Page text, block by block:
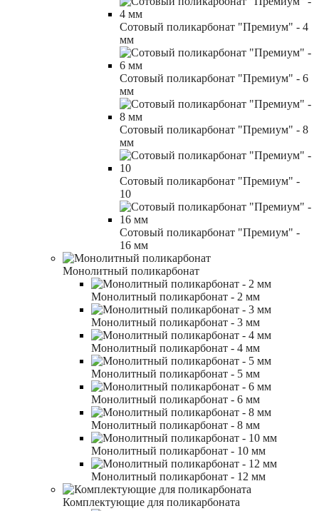
Сотовый поликарбонат "Премиум" - 4
мм
Сотовый поликарбонат "Премиум" - 6
мм
Сотовый поликарбонат "Премиум" - 8
мм
Сотовый поликарбонат "Премиум" -
10
Сотовый поликарбонат "Премиум" -
16 мм
Монолитный поликарбонат
Монолитный поликарбонат - 2 мм
Монолитный поликарбонат - 3 мм
Монолитный поликарбонат - 4 мм
Монолитный поликарбонат - 5 мм
Монолитный поликарбонат - 6 мм
Монолитный поликарбонат - 8 мм
Монолитный поликарбонат - 10 мм
Монолитный поликарбонат - 12 мм
Комплектующие для поликарбоната